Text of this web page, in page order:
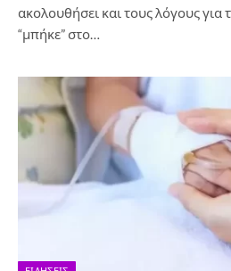
ακολουθήσει και τους λόγους για
“μπήκε” στο…